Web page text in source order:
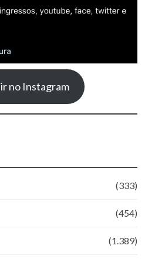
no Instagram
(333)
(454)
(1.389)